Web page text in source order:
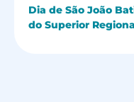
Dia de São João
do Superior